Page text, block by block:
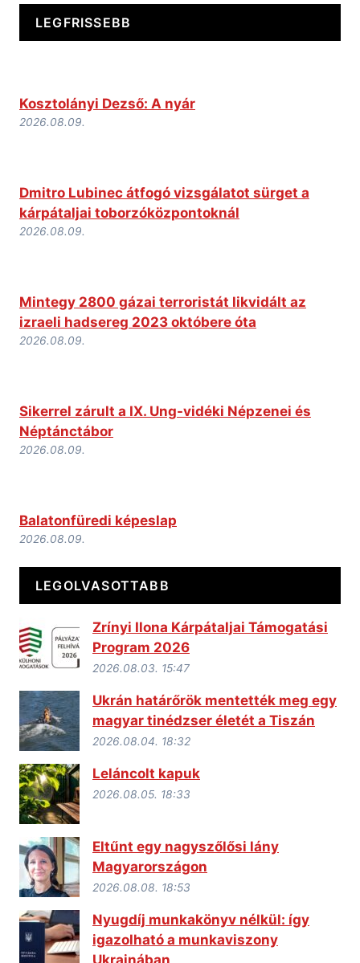
LEGFRISSEBB
Kosztolányi Dezső: A nyár
2026.08.09.
Dmitro Lubinec átfogó vizsgálatot sürget a
kárpátaljai toborzóközpontoknál
2026.08.09.
Mintegy 2800 gázai terroristát likvidált az
izraeli hadsereg 2023 októbere óta
2026.08.09.
Sikerrel zárult a IX. Ung-vidéki Népzenei és
Néptánctábor
2026.08.09.
Balatonfüredi képeslap
2026.08.09.
LEGOLVASOTTABB
Zrínyi Ilona Kárpátaljai Támogatási
Program 2026
2026.08.03. 15:47
Ukrán határőrök mentették meg egy
magyar tinédzser életét a Tiszán
2026.08.04. 18:32
Leláncolt kapuk
2026.08.05. 18:33
Eltűnt egy nagyszőlősi lány
Magyarországon
2026.08.08. 18:53
Nyugdíj munkakönyv nélkül: így
igazolható a munkaviszony